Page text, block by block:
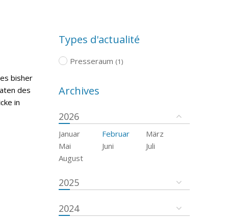
bisher
des
in
Types d'actualité
Presseraum (1)
Archives
2026
Januar Februar
März
Mai
Juni
Juli
August
2025
2024